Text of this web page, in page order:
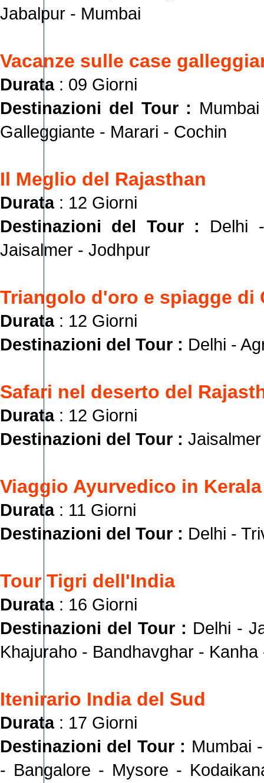
Jabalpur - Mumbai
Vacanze sulle case
Durata: 09 Giorni
Destinazioni del Tour :
Galleggiante - Marari - Cochin
Il Meglio del Rajasthan
Durata: 12 Giorni
Destinazioni del Tour : Delhi
Jaisalmer - Jodhpur
Triangolo d'oro e spiagge di
Durata: 12 Giorni
Destinazioni del Tour : Delhi -
Safari nel deserto del
Durata: 12 Giorni
Destinazioni del Tour :
Viaggio Ayurvedico in Kerala
Durata: 11 Giorni
Destinazioni del Tour : Delhi -
Tour Tigri dell'India
Durata: 16 Giorni
Destinazioni del Tour : Delhi -
Khajuraho - Bandhavghar - Kanha
Itenirario India del Sud
Durata: 17 Giorni
Destinazioni del Tour : Mumbai
- Bangalore - Mysore -